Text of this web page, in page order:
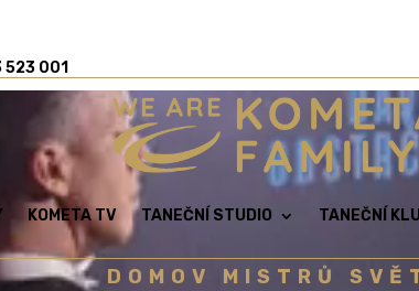
001
KOMETA TV TANEČNÍ STUDIO TANEČNÍ
DOMOV MISTRŮ